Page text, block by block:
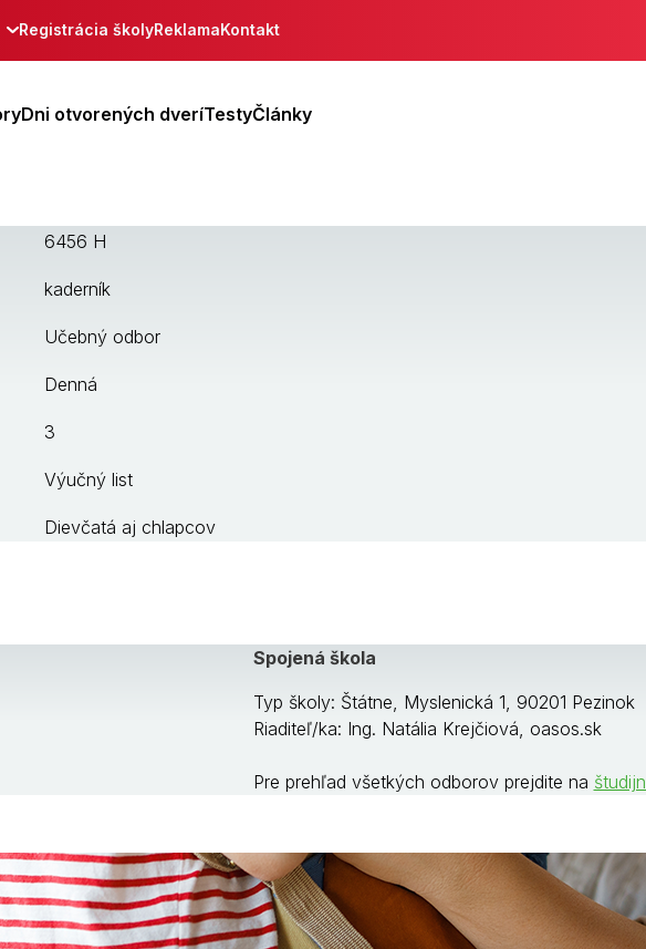
Registrácia školyReklamaKontakt
Dni otvorených dveríTestyČlánky
6456 H
kaderník
Učebný odbor
Denná
3
Výučný list
Dievčatá aj chlapcov
Spojená škola
Typ školy: Štátne, Myslenická 1, 90201 Pezinok
Riaditeľ/ka: Ing. Natália Krejčiová, oasos.sk
Pre prehľad všetkých odborov prejdite na